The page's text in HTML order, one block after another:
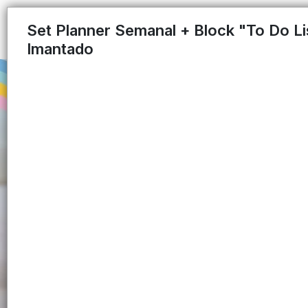
Set Planner Semanal + Block "To Do
Imantado